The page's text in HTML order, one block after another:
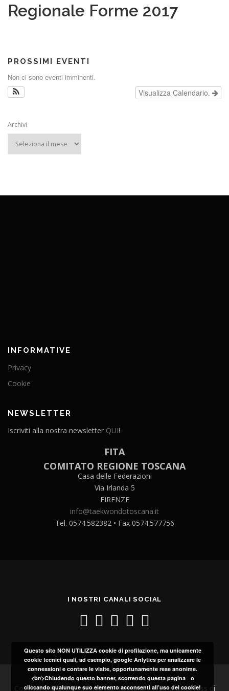
Regionale Forme 2017
PROSSIMI EVENTI
Non ci sono eventi imminenti.
Visualizza Calendario.
Archivi
INFORMATIVE
Privacy
Cookie
NEWSLETTER
Iscriviti alla nostra newsletter QUI!
FITA
COMITATO REGIONE TOSCANA
Casa delle Federazioni
Via Irlanda 5
FIRENZE
info@taekwondotoscana.it
Tel. 0574.582382 • Fax 0574.577756
I NOSTRI CANALI SOCIAL
Copyright © 2026 Taekwondo Toscana–TemaOnePress di
Questo sito NON UTILIZZA cookie di profilazione, ma unicamente
cookie tecnici quali, ad esempio, google Anlytics per analizzare le
connessioni e contare le visite, opportunamente rese anonime.
<br/>Chiudendo questo banner, scorrendo questa pagina o
cliccando qualunque suo elemento acconsenti all’uso dei cookie!